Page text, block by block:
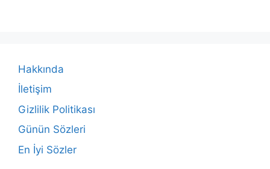
Hakkında
İletişim
Gizlilik Politikası
Günün Sözleri
En İyi Sözler